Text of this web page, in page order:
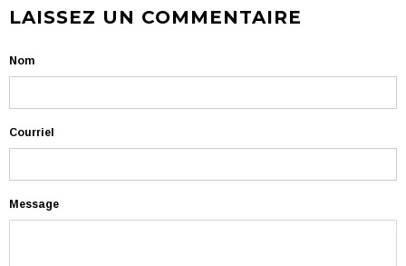
LAISSEZ UN COMMENTAIRE
Nom
Courriel
Message